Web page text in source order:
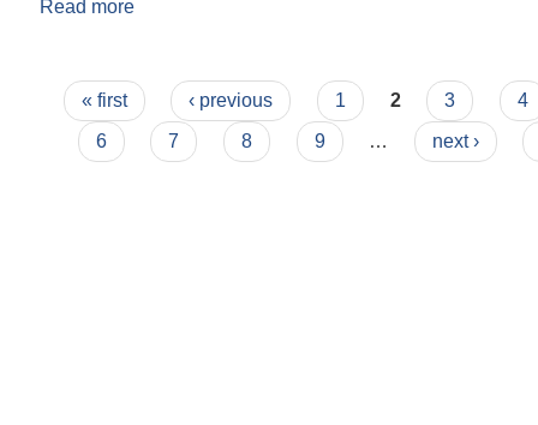
Read more
Pages
« first ‹ previous 1 2 3 4
6
7 8 9 … next ›